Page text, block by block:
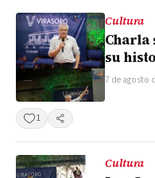
Cultura
Charla
su
7 de agosto
1 Compartir
Cultura